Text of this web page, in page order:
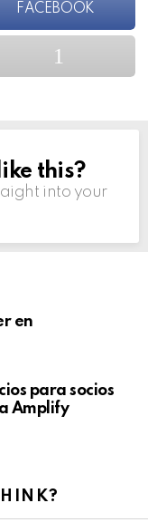
FACEBOOK
this?
into your
en
para socios
Amplify